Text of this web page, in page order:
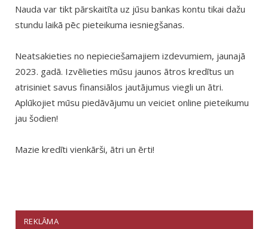
Nauda var tikt pārskaitīta uz jūsu bankas kontu tikai dažu
stundu laikā pēc pieteikuma iesniegšanas.
Neatsakieties no nepieciešamajiem izdevumiem, jaunajā
2023. gadā. Izvēlieties mūsu jaunos ātros kredītus un
atrisiniet savus finansiālos jautājumus viegli un ātri.
Aplūkojiet mūsu piedāvājumu un veiciet online pieteikumu
jau šodien!
Mazie kredīti vienkārši, ātri un ērti!
REKLĀMA